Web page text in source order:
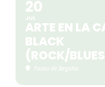
20
JUL
ARTE EN LA
BLACK
(ROCK/
Paseo de Begoña